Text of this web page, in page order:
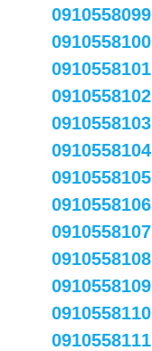
0910558099
0910558100
0910558101
0910558102
0910558103
0910558104
0910558105
0910558106
0910558107
0910558108
0910558109
0910558110
0910558111